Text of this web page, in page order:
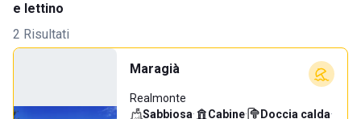
e lettino
2 Risultati
Maragià
Realmonte
Sabbiosa· Cabine· Doccia calda·